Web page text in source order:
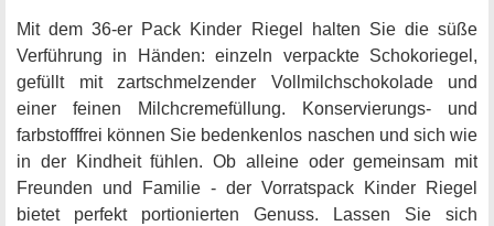
Mit dem 36-er Pack Kinder Riegel halten Sie die süße
Verführung in Händen: einzeln verpackte Schokoriegel,
gefüllt mit zartschmelzender Vollmilchschokolade und
einer feinen Milchcremefüllung. Konservierungs- und
farbstofffrei können Sie bedenkenlos naschen und sich wie
in der Kindheit fühlen. Ob alleine oder gemeinsam mit
Freunden und Familie - der Vorratspack Kinder Riegel
bietet perfekt portionierten Genuss. Lassen Sie sich